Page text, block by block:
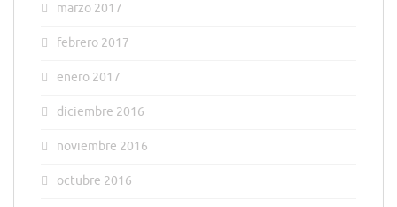
marzo 2017
febrero 2017
enero 2017
diciembre 2016
noviembre 2016
octubre 2016